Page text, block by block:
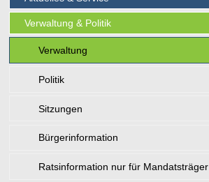
Verwaltung & Politik
Verwaltung
Politik
Sitzungen
Bürgerinformation
Ratsinformation nur für Mandatsträger